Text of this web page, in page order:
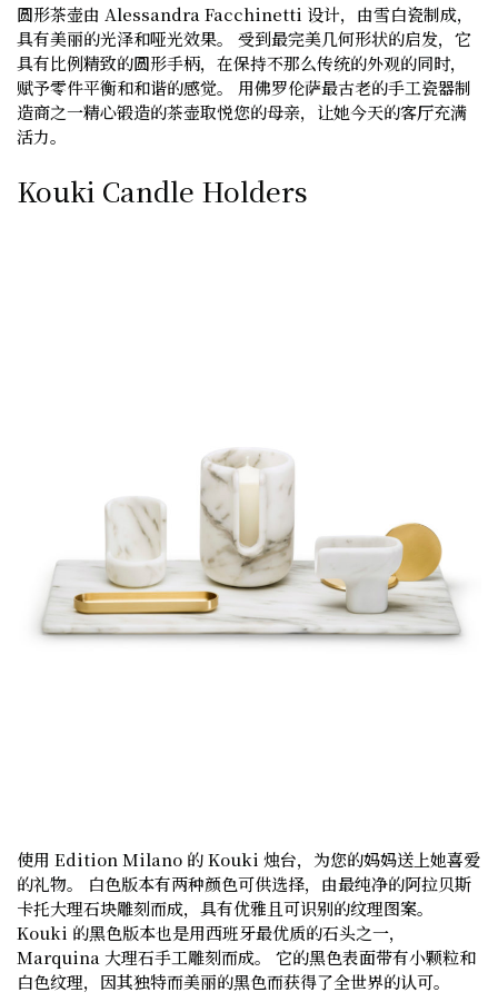
圆形茶壶由 Alessandra Facchinetti 设计，由雪白瓷制成，
具有美丽的光泽和哑光效果。 受到最完美几何形状的启发，它
具有比例精致的圆形手柄，在保持不那么传统的外观的同时，
赋予零件平衡和和谐的感觉。 用佛罗伦萨最古老的手工瓷器制
造商之一精心锻造的茶壶取悦您的母亲，让她今天的客厅充满
活力。
Kouki Candle Holders
使用 Edition Milano 的 Kouki 烛台，为您的妈妈送上她喜爱
的礼物。 白色版本有两种颜色可供选择，由最纯净的阿拉贝斯
卡托大理石块雕刻而成，具有优雅且可识别的纹理图案。
Kouki 的黑色版本也是用西班牙最优质的石头之一，
Marquina 大理石手工雕刻而成。 它的黑色表面带有小颗粒和
白色纹理，因其独特而美丽的黑色而获得了全世界的认可。